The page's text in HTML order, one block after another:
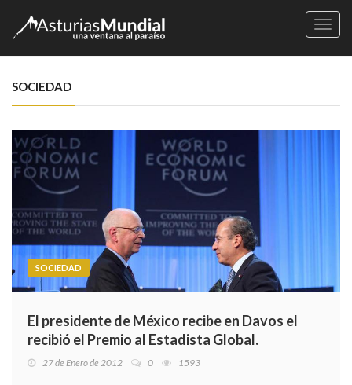
SOCIEDAD
SOCIEDAD
El presidente de México recibe en Davos el
recibió el Premio al Estadista Global.
27 de Enero de 2012 0 1593